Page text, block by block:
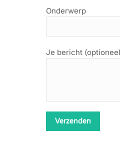
Onderwerp
Je bericht